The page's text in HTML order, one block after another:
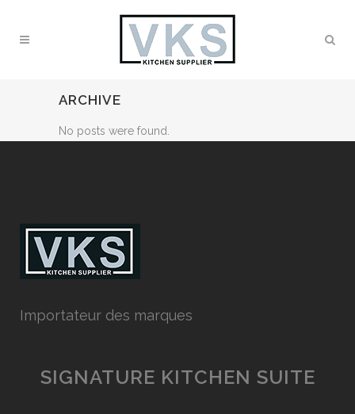
ARCHIVE
No posts were found.
Importateur des marques
SIGNATURE KITCHEN SUITE